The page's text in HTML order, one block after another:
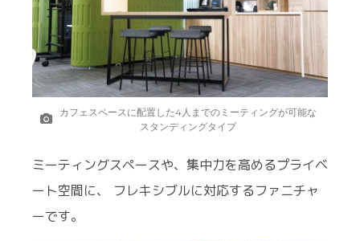
カフェスペースに配置した4人までのミーティングが可能な
スタンディングタイプ
ミーティングスペースや、集中力を高めるプライベ
ート空間に、 フレキシブルに対応するファニチャ
ーです。